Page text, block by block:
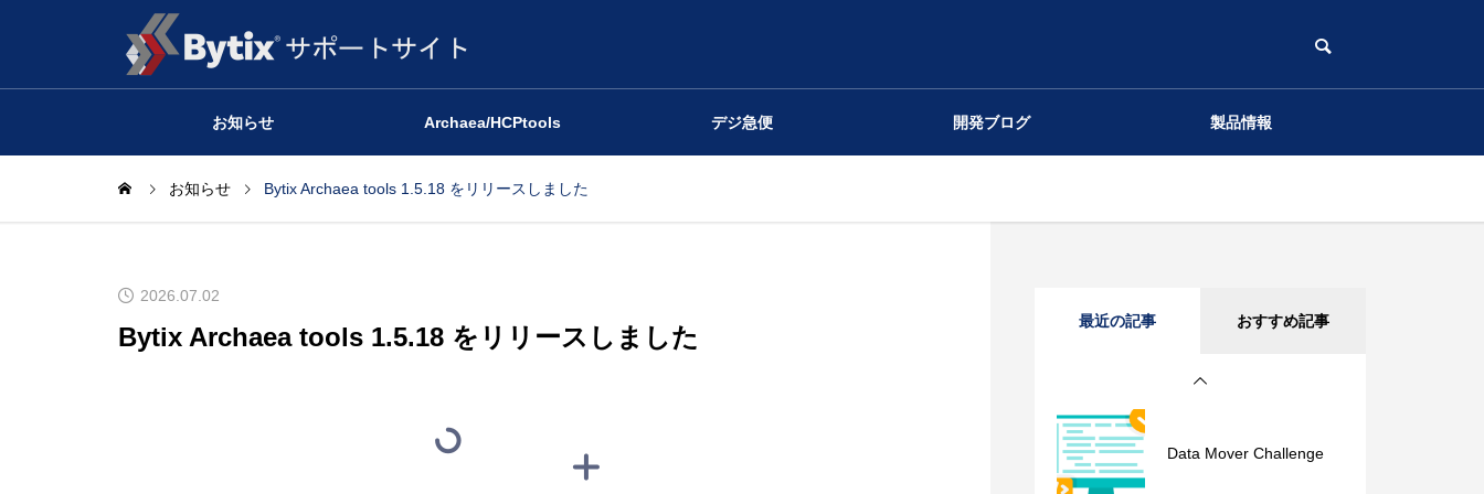
お知らせ Archaea/HCPtools デジ急便 開発ブログ 製品情報
お知らせ Bytix Archaea tools 1.5.18 をリリースしました
2026.07.02
Bytix Archaea tools 1.5.18 をリリースしました
最近の記事 おすすめ記事
のOS設定（UDP編）
通信性能に影響するLinux
Apple M1 10Gbps環境 ベ
Data Mover Challenge